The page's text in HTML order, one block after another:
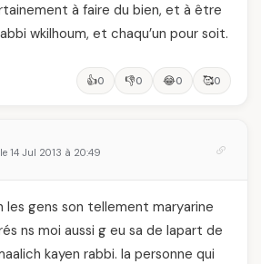
à faire du bien, et à être
wkilhoum, et chaqu’un pour soit.
👍0 👎0 😂0 🥰0
14 Jul 2013 à 20:49
les gens son tellement maryarine
ns moi aussi g eu sa de lapart de
kayen rabbi. la personne qui